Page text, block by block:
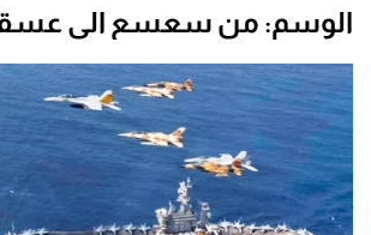
الوسم: من سعسع الى